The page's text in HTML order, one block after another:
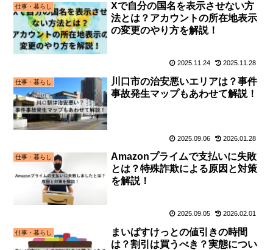
仕事・暮らし
Xで自分の国名を表示させない方
法とは？アカウントの所在地表示
の変更のやり方を解説！
2025.11.24 2025.11.28
仕事・暮らし
川口市の治安悪いエリアは？事件
事故発生マップもあわせて解説！
2025.09.06 2026.01.28
仕事・暮らし
Amazonプライムで支払いに失敗
とは？特殊詐欺による原因と対策
を解説！
2025.09.05 2026.02.01
仕事・暮らし
まいばすけっとの値引きの時間
は？割引は買うべき？実態につい